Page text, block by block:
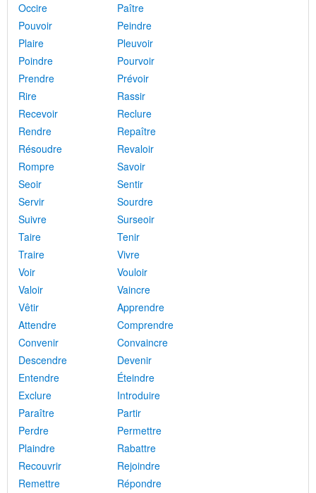
Occire
Paître
Pouvoir
Peindre
Plaire
Pleuvoir
Poindre
Pourvoir
Prendre
Prévoir
Rire
Rassir
Recevoir
Reclure
Rendre
Repaître
Résoudre
Revaloir
Rompre
Savoir
Seoir
Sentir
Servir
Sourdre
Suivre
Surseoir
Taire
Tenir
Traire
Vivre
Voir
Vouloir
Valoir
Vaincre
Vêtir
Apprendre
Attendre
Comprendre
Convenir
Convaincre
Descendre
Devenir
Entendre
Éteindre
Exclure
Introduire
Paraître
Partir
Perdre
Permettre
Plaindre
Rabattre
Recouvrir
Rejoindre
Remettre
Répondre